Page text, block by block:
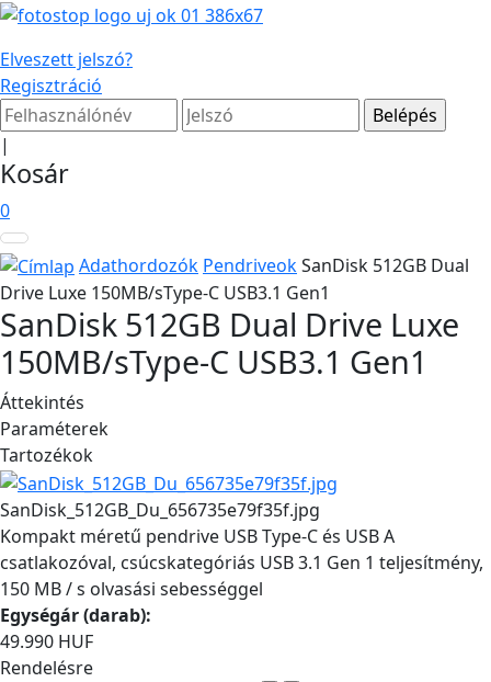
Elveszett jelszó?
Regisztráció
|
Kosár
0
Adathordozók PendriveokSanDisk 512GB Dual
Drive Luxe 150MB/sType-C USB3.1 Gen1
SanDisk 512GB Dual Drive Luxe
150MB/sType-C USB3.1 Gen1
Áttekintés
Paraméterek
Tartozékok
SanDisk_512GB_Du_656735e79f35f.jpg
Kompakt méretű pendrive USB Type-C és USB A
csatlakozóval, csúcskategóriás USB 3.1 Gen 1 teljesítmény,
150 MB / s olvasási sebességgel
Egységár (darab):
49.990 HUF
Rendelésre